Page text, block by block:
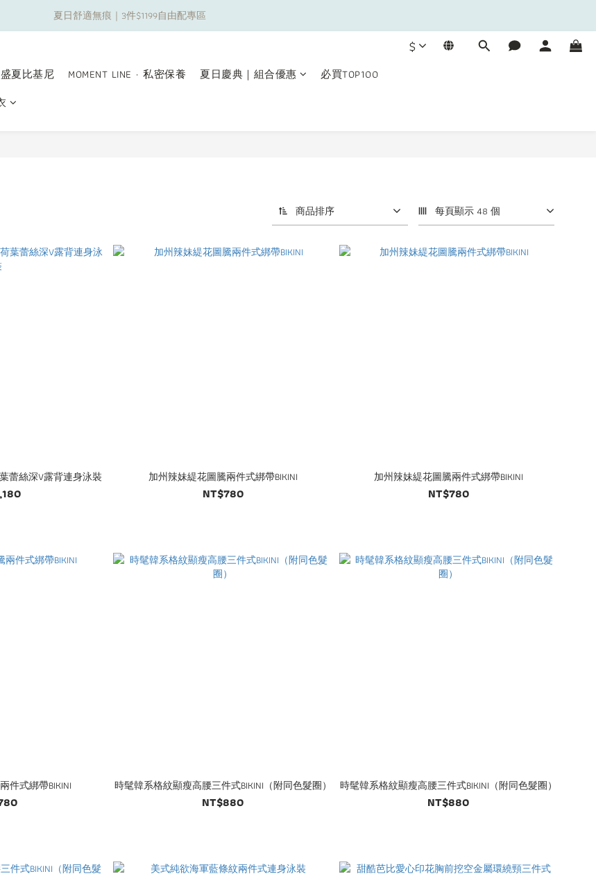
夏日舒適無痕｜3件$1199自由配專區
夏日舒適無痕｜3件$1199自由配專區
夏日舒適無痕｜3件$1199自由配專區
$
盛夏比基尼 MOMENT LINE · 私密保養 夏日慶典｜組合優惠
必買TOP100
商品排序 每頁顯示 48 個
蕾絲深V露背連身泳裝 加州辣妹緹花圖騰兩件式綁帶BIKINI
NT$780
加州辣妹緹花圖騰兩件式綁帶BIKINI
NT$780
件式綁帶BIKINI 時髦韓系格紋顯瘦高腰三件式BIKINI（附同色髮圈）
NT$880
時髦韓系格紋顯瘦高腰三件式BIKINI（附同色髮圈）
NT$880